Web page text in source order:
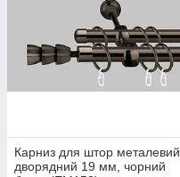
Карниз для штор металевий,
дворядний 19 мм, чорний